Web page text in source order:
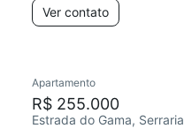
Ver contato
Apartamento
R$ 255.000
Estrada do Gama, Serraria